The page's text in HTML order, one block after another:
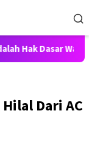
Dasar Warga
Dari AC